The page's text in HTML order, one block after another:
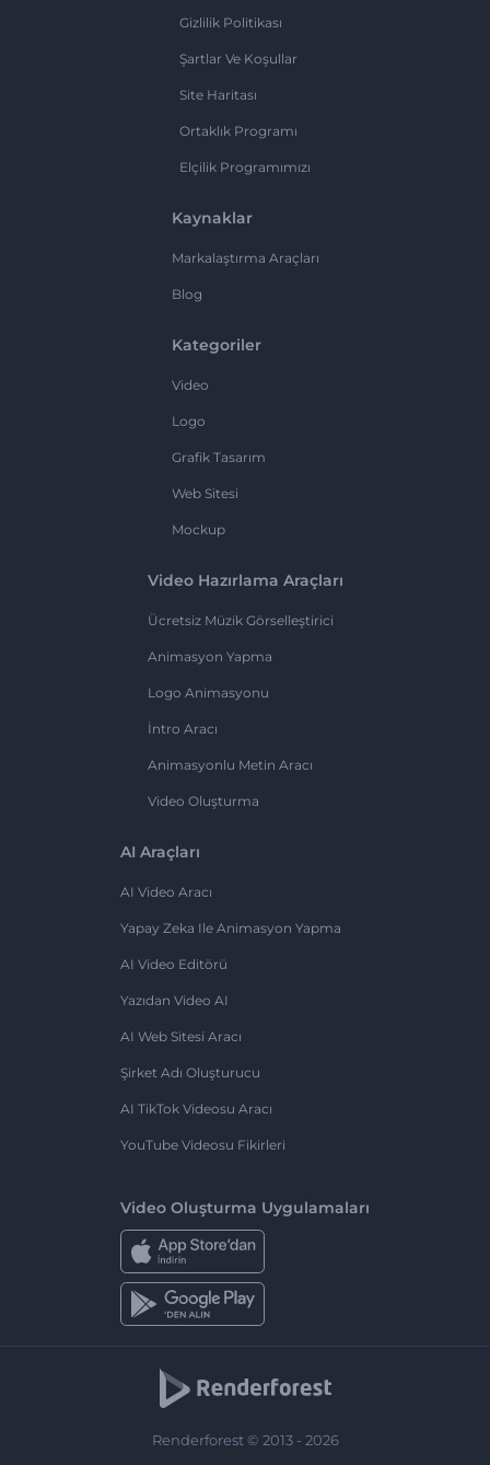
Gizlilik Politikası
Şartlar Ve Koşullar
Site Haritası
Ortaklık Programı
Elçilik Programımızı
Kaynaklar
Markalaştırma Araçları
Blog
Kategoriler
Video
Logo
Grafik Tasarım
Web Sitesi
Mockup
Video Hazırlama Araçları
Ücretsiz Müzik Görselleştirici
Animasyon Yapma
Logo Animasyonu
İntro Aracı
Animasyonlu Metin Aracı
Video Oluşturma
AI Araçları
AI Video Aracı
Yapay Zeka Ile Animasyon Yapma
AI Video Editörü
Yazıdan Video AI
AI Web Sitesi Aracı
Şirket Adı Oluşturucu
AI TikTok Videosu Aracı
YouTube Videosu Fikirleri
Video Oluşturma Uygulamaları
Renderforest © 2013 - 2026